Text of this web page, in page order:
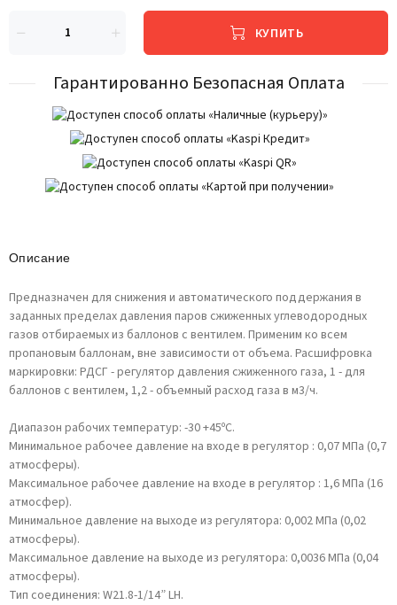
КУПИТЬ
Гарантированно Безопасная Оплата
Описание
Предназначен для снижения и автоматического поддержания в
заданных пределах давления паров сжиженных углеводородных
газов отбираемых из баллонов с вентилем. Применим ко всем
пропановым баллонам, вне зависимости от объема. Расшифровка
маркировки: РДСГ - регулятор давления сжиженного газа, 1 - для
баллонов с вентилем, 1,2 - объемный расход газа в м3/ч.
Диапазон рабочих температур: -30 +45ºС.
Минимальное рабочее давление на входе в регулятор : 0,07 МПа (0,7
атмосферы).
Максимальное рабочее давление на входе в регулятор : 1,6 МПа (16
атмосфер).
Минимальное давление на выходе из регулятора: 0,002 МПа (0,02
атмосферы).
Максимальное давление на выходе из регулятора: 0,0036 МПа (0,04
атмосферы).
Тип соединения: W21.8-1/14” LH.